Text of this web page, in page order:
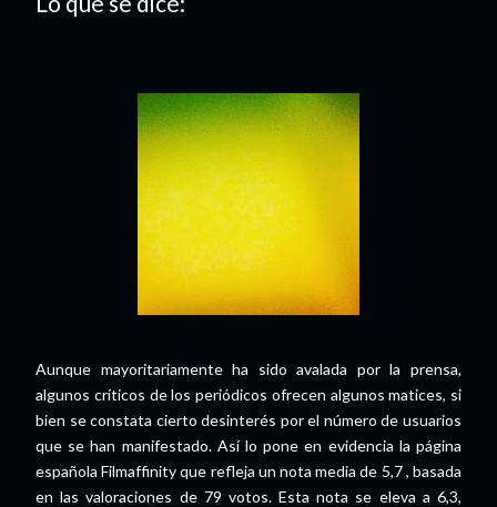
Aunque mayoritariamente ha sido avalada por la prensa,
algunos críticos de los periódicos ofrecen algunos matices, si
bien se constata cierto desinterés por el número de usuarios
que se han manifestado. Así lo pone en evidencia la página
española Filmaffinity que refleja un nota media de 5,7 , basada
en las valoraciones de 79 votos. Esta nota se eleva a 6,3,